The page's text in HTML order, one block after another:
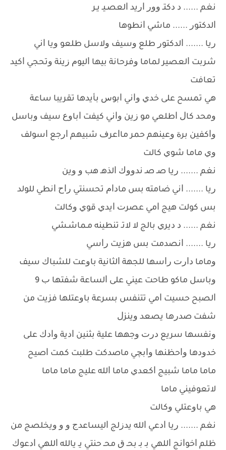
ﻧﻐﻢ ...... ﺩ ﺩﻛﺘـ ﻭﻭﺭ ﺍﺭﻳﺪ ﺍﻟﻌﺼـﻴـ ﻳـﺮ
ﺍﻟﺪﻛﺘﻮﺭ ...... ﻣﺎﺷﻲ ﺍﻧﻄﻮﻫﺎ
ﺭﻳﺎ ....... ﺍﻟﺪﻛﺘﻮﺭ ﻃﻠﻊ ﻭﺳﻴﻒ ﻭﻻﺳﻞ ﻃﻠﻌﻮ ﻭﻳﺎ ﺍﻧﻲ
ﺷﺮﺑﺖ ﺍﻟﻌﺼﻴﺮ ﻟﻤﺎﻣﺎ ﻭﻓﺮﺣﺎﻧﺔ ﺑﻴﻬﺎ ﺍﻟﻴﻮﻡ ﺯﻳﻨﺔ ﻭﺗﺤﺠﻲ ﺍﻛﻴﺪ
ﺗﻌﺎﻓﺖ
ﻫﻲ ﺗﻤﺴﺢ ﻋﻠﻰ ﺧﺪﻱ ﻭﺍﻧﻲ ﺍﺑﻮﺱ ﺑﺄﻳﺪﻫﺎ ﺗﻘﺮﻳﺒﺎ ﺳﺎﻋﺔ
ﻭﻣﺤﺪ ﻛﺎﻝ ﺍﻃﻠﻌﻲ ﻣﻮ ﺯﻳﻦ ﻭﺍﻧﻲ ﻛﻴﻔﺖ ﺍﺑﺎﻭﻉ ﺳﻴﻒ ﻭﺑﺎﺳﻞ
ﻭﺍﻛﻔﻴﻦ ﺑﺮﺓ ﻭﻋﻴﻨﻬﻢ ﺣﻤﺮ ﻣﺎﺍﻋﺮﻑ ﺷﺒﻴﻬﻢ ﺍﺭﺟﻊ ﺍﺳﻮﻟﻒ
ﻭﻱ ﻣﺎﻣﺎ ﺷﻮﻱ ﻛﺎﻟﺖ
ﻧﻐﻢ ....... ﺭﻳﺎ ﺻـ ﺻـ ﻧﺪﻭﻭﻙ ﺍﻟﺬﻫـ ﻫﺐ ﻭ ﻭﻳﻦ
ﺭﻳﺎ ....... ﺍﻧﻲ ﺿﺎﻣﺘﻪ ﺑﺲ ﻣﺎﺩﺍﻡ ﺗﺤﺴﻨﺘﻲ ﺭﺍﺡ ﺍﻧﻄﻲ ﻟﻠﻮﻟﺪ
ﺑﺲ ﻛﻮﻟﺖ ﻫﻴﺞ ﺍﻣﻲ ﻋﺼﺮﺕ ﺍﻳﺪﻱ ﻗﻮﻱ ﻭﻛﺎﻟﺖ
ﻧﻐﻢ ...... ﺩ ﺩﻳﺮﻱ ﺑﺎﻟﺞ ﻻ ﻻﺗـ ﺗﻨﻄﻴﻨﻪ ﻣـﻤﺎﺷـﺸﻲ
ﺭﻳﺎ ....... ﺍﻧﺼﺪﻣﺖ ﺑﺲ ﻫﺰﻳﺖ ﺭﺍﺳﻲ
ﻭﻣﺎﻣﺎ ﺩﺍﺭﺕ ﺭﺍﺳﻬﺎ ﻟﻠﺠﻬﺔ ﺍﻟﺜﺎﻧﻴﺔ ﺑﺎﻭﻋﺖ ﻟﻠﺸﺒﺎﻙ ﺳﻴﻒ
ﻭﺑﺎﺳﻞ ﻣﺎﻛﻮ ﻃﺎﺣﺖ ﻋﻴﻨﻲ ﻋﻠﻰ ﺍﻟﺴﺎﻋﺔ ﺷﻔﺘﻬﺎ ﺏ 9
ﺍﻟﺼﺒﺢ ﺣﺴﻴﺖ ﺍﻣﻲ ﺗﺘﻨﻔﺲ ﺑﺴﺮﻋﺔ ﺑﺎﻭﻋﺘﻠﻬﺎ ﻓﺰﻳﺖ ﻣﻦ
ﺷﻔﺖ ﺻﺪﺭﻫﺎ ﻳﺼﻌﺪ ﻭﻳﻨﺰﻝ
ﻭﻧﻔﺴﻬﺎ ﺳﺮﻳﻊ ﺩﺭﺕ ﻭﺟﻬﻬﺎ ﻋﻠﻴﺔ ﺑﺜﻨﻴﻦ ﺍﺩﻳﺔ ﻭﺍﺩﻙ ﻋﻠﻰ
ﺧﺪﻭﺩﻫﺎ ﻭﺍﺣﻈﻨﻬﺎ ﻭﺍﺑﭽﻲ ﻣﺎﺻﺪﻛﺖ ﻃﻠﺒﺖ ﻛﻤﺖ ﺍﺻﻴﺢ
ﻣﺎﻣﺎ ﻣﺎﻣﺎ ﺷﺒﻴﺞ ﺍﻛﻌﺪﻱ ﻣﺎﻣﺎ ﺍﻟﻠﻪ ﻋﻠﻴﺞ ﻣﺎﻣﺎ ﻣﺎﻣﺎ
ﻻﺗﻌﻮﻓﻴﻨﻲ ﻣﺎﻣﺎ
ﻫﻲ ﺑﺎﻭﻋﺘﻠﻲ ﻭﻛﺎﻟﺖ
ﻧﻐﻢ ....... ﺭﻳﺎ ﺍﺩﻋﻲ ﺍﻟﻠﻪ ﻳﺪﺯﻟﺞ ﺍﻟﻴﺴﺎﻋﺪﺝ ﻭ ﻭ ﻭﻳﺨﻠﺼﺞ ﻣﻦ
ﻇﻠﻢ ﺍﺧﻮﺍﻧﺞ ﺍﻟﻠﻬﻲ ﺑـ ﺑـ ﺑﺤـ ﻕ ﻣﺤـ ﺣﻨﺘﻲ ﻳـ ﻳﺎﻟﻠﻪ ﺍﻟﻠﻬﻲ ﺍﺩﻋﻮﻙ